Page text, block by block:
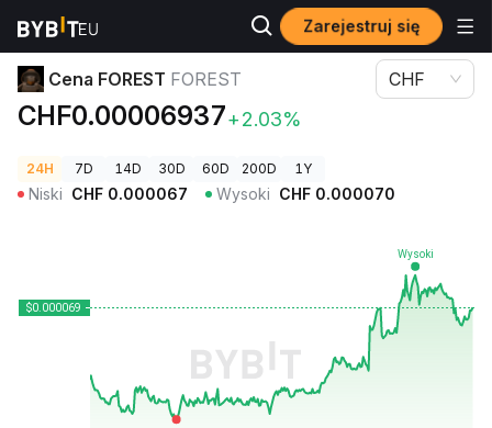
Zarejestruj się
Ceny kryptowalut Cena FOREST FOREST
Cena FOREST FOREST
CHF0.00006937+2.03%
CHF
24H 7D 14D 30D 60D 200D 1Y
Niski CHF 0.000067 Wysoki CHF 0.000070